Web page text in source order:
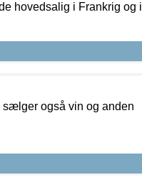
hovedsalig i Frankrig og i
sælger også vin og anden